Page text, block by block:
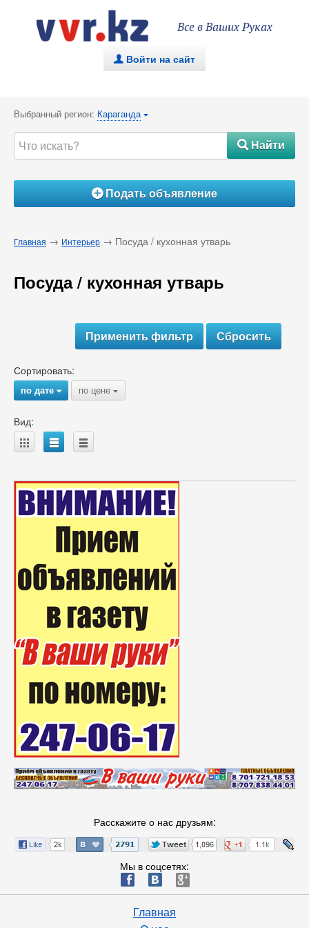
Все в Ваших Руках
. Войти на сайт
Выбранный регион: Караганда {
#Найти
ÁПодать объявление
Главная → Интерьер → Посуда / кухонная утварь
Посуда / кухонная утварь
Сортировать:
по дате{ по цене {
Вид:
A B C
Расскажите о нас друзьям:
Мы в соцсетях:
ä æ è
Главная